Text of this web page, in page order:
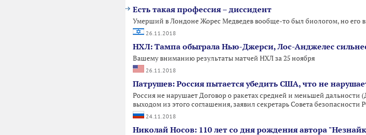
Есть такая профессия – диссидент
Умерший в Лондоне Жорес Медведев вообще-то был биологом, но его
26.11.2018
НХЛ: Тампа обыграла Нью-Джерси, Лос-Анджелес
Вашему вниманию результаты матчей НХЛ за 25 ноября
26.11.2018
Патрушев: Россия пытается убедить США, что не
Россия не нарушает Договор о ракетах средней и меньшей
выходом из этого соглашения, заявил секретарь Совета
24.11.2018
Николай Носов: 110 лет со дня рождения автора